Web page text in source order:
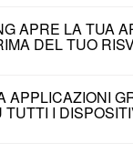
APRE LA TUA
DEL TUO
APPLICAZIONI
I